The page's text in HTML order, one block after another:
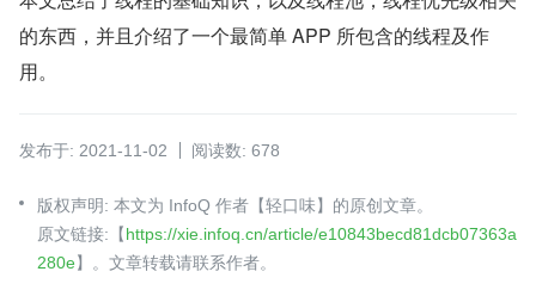
的东西，并且介绍了一个最简单 APP 所包含的线程及作
用。
发布于: 2021-11-02 阅读数: 678
版权声明: 本文为 InfoQ 作者【轻口味】的原创文章。
原文链接:【https://xie.infoq.cn/article/e10843becd81dcb07363a
280e】。文章转载请联系作者。